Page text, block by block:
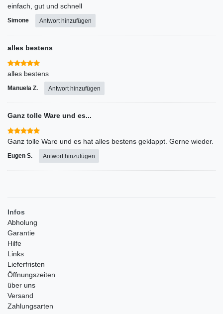
einfach, gut und schnell
Simone Antwort hinzufügen
alles bestens
alles bestens
Manuela Z. Antwort hinzufügen
Ganz tolle Ware und es...
Ganz tolle Ware und es hat alles bestens geklappt. Gerne wieder.
Eugen S. Antwort hinzufügen
Infos
Abholung
Garantie
Hilfe
Links
Lieferfristen
Öffnungszeiten
über uns
Versand
Zahlungsarten